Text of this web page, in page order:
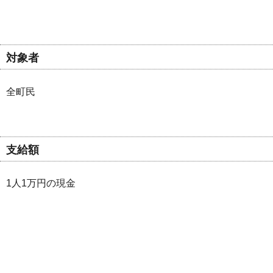
対象者
全町民
支給額
1人1万円の現金